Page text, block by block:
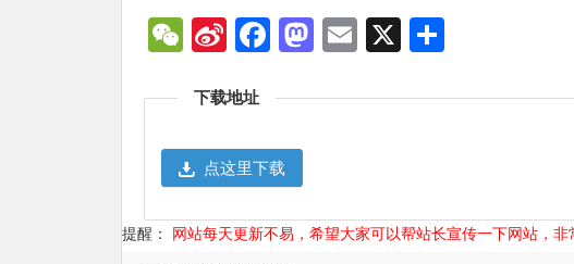
WeChat
SinaFacebook
Mastodon
Email
X
下载地址
点这里下载
提醒： 网站每天更新不易，希望大家可以帮站长宣传一下网站，非